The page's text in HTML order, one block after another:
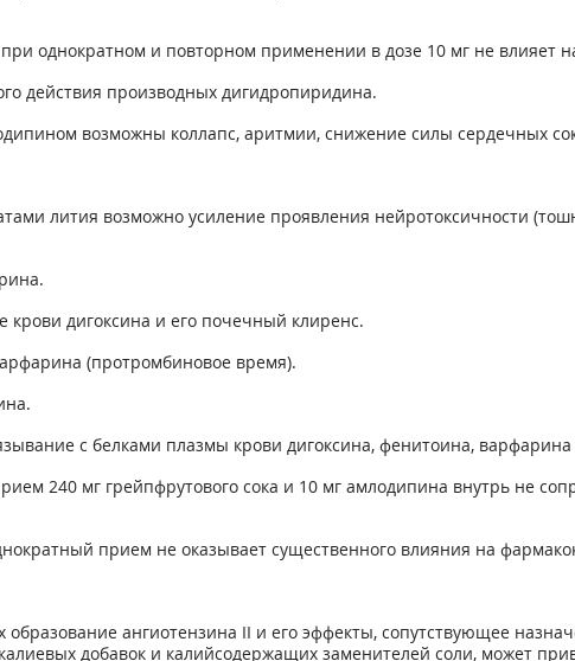
однократном и повторном применении в дозе 10 мг не влияет
действия производных дигидропиридина.
возможны коллапс, аритмии, снижение силы сердечных
лития возможно усиление проявления нейротоксичности
дигоксина и его почечный клиренс.
(протромбиновое время).
с белками плазмы крови дигоксина, фенитоина,
240 мг грейпфрутового сока и 10 мг амлодипина внутрь не
прием не оказывает существенного влияния на
ангиотензина II и его эффекты, сопутствующее
добавок и калийсодержащих заменителей соли, может